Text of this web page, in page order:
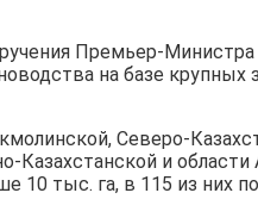
Премьер-
на базе крупных
Северо-
Казахстанской и области
тыс. га, в 115 из них